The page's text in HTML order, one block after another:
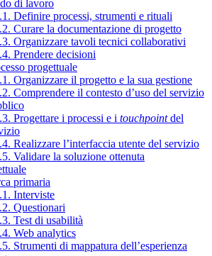
di lavoro
Definire processi, strumenti e rituali
Curare la documentazione di progetto
Organizzare tavoli tecnici collaborativi
Prendere decisioni
progettuale
Organizzare il progetto e la sua gestione
Comprendere il contesto d’uso del servizio
Progettare i processi e i touchpointdel
Realizzare l’interfaccia utente del servizio
Validare la soluzione ottenuta
primaria
Interviste
Questionari
Test di usabilità
Web analytics
Strumenti di mappatura dell’esperienza